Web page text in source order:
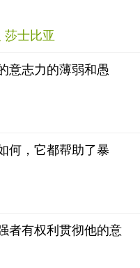
莎士比亚
意志力的薄弱和愚
何，它都帮助了暴
者有权利贯彻他的意